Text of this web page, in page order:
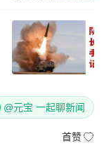
@元宝 一起聊新闻
首赞